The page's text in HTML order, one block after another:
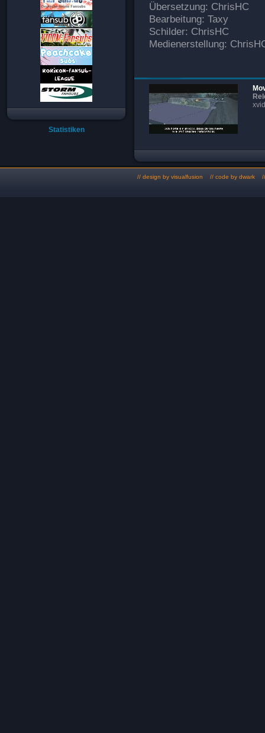
Statistiken
Übersetzung: ChrisHC
Bearbeitung: Taxy
Schilder: ChrisHC
Medienerstellung:
xvid
// design by visualfusion // code by dwark